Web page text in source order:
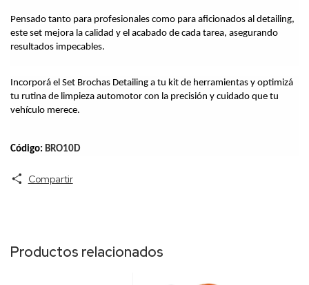
Pensado tanto para profesionales como para aficionados al detailing,
este set mejora la calidad y el acabado de cada tarea, asegurando
resultados impecables.
Incorporá el Set Brochas Detailing a tu kit de herramientas y optimizá
tu rutina de limpieza automotor con la precisión y cuidado que tu
vehículo merece.
Código: BRO10D
Compartir
Productos relacionados